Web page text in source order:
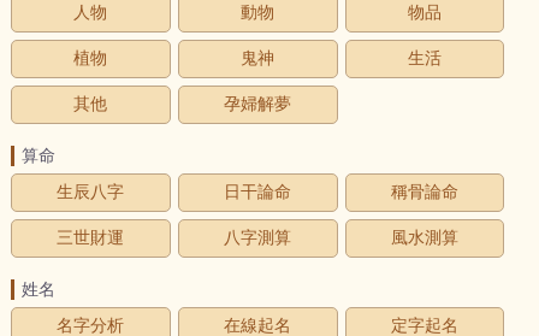
人物
動物 物品
植物 鬼神 生活
其他 孕婦解夢
算命
生辰八字
日干論命 稱骨論命
三世財運 八字測算 風水測算
姓名
名字分析
在線起名 定字起名